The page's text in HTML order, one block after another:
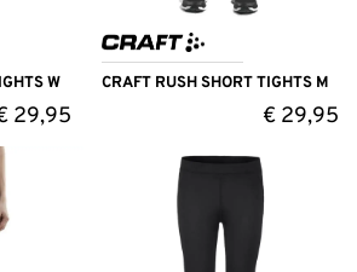
W
29,95
CRAFT RUSH SHORT TIGHTS M
€ 29,95